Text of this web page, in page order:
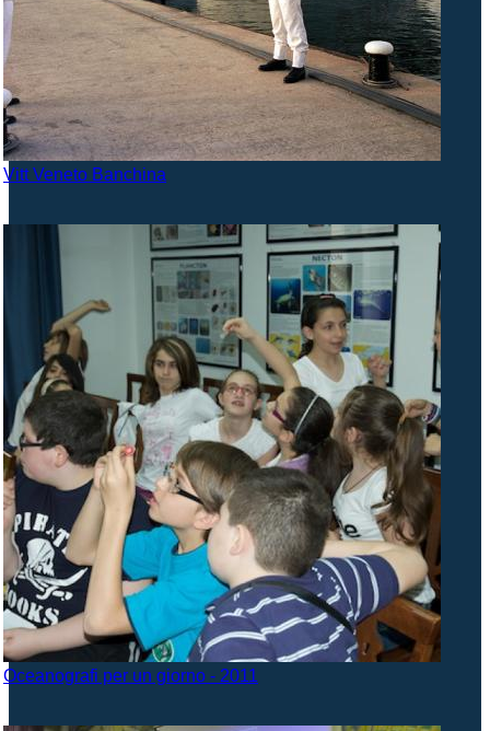
Vitt Veneto Banchina
Oceanografi per un giorno - 2011